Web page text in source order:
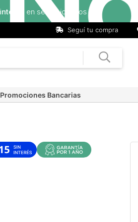
Seguí tu compra
Promociones Bancarias